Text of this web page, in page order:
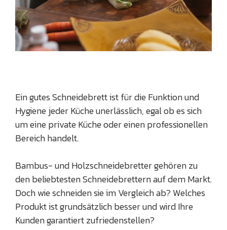
Ein gutes Schneidebrett ist für die Funktion und
Hygiene jeder Küche unerlässlich, egal ob es sich
um eine private Küche oder einen professionellen
Bereich handelt.
Bambus- und Holzschneidebretter gehören zu
den beliebtesten Schneidebrettern auf dem Markt.
Doch wie schneiden sie im Vergleich ab? Welches
Produkt ist grundsätzlich besser und wird Ihre
Kunden garantiert zufriedenstellen?